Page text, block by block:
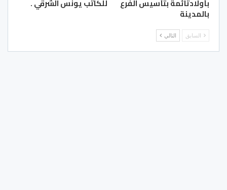
بأولادتائمة بتأسيس الفرع
بالمدينة
للكاتب يونس الشرقي .
السابق التالي